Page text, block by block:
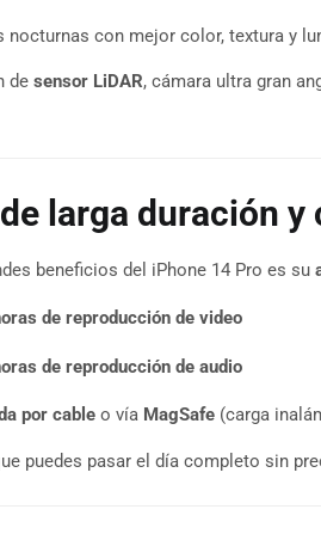
nocturnas con mejor color, textura y
de sensor LiDAR, cámara ultra gran
larga duración y
beneficios del iPhone 14 Pro es su
de reproducción de video
de reproducción de audio
por cable o vía MagSafe (carga
puedes pasar el día completo sin